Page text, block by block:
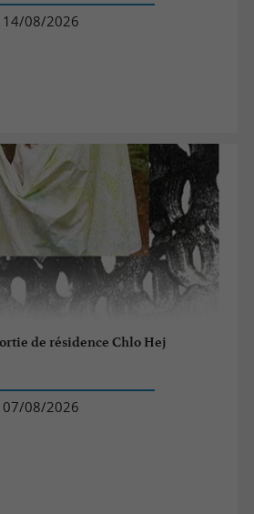
08/2026
de résidence Chlo Hej
08/2026